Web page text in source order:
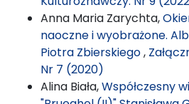
Anna Maria Zarychta,
naoczne i wyobrażone.
Piotra Zbierskiego,
Nr 7 (2020)
Alina Biała,Współczesny